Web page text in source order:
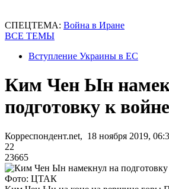
СПЕЦТЕМА: Война в Иране
ВСЕ ТЕМЫ
Вступление Украины в ЕС
Ким Чен Ын
подготовку к войне
Корреспондент.net, 18 ноября 2019,
22
23665
Фото: ЦТАК